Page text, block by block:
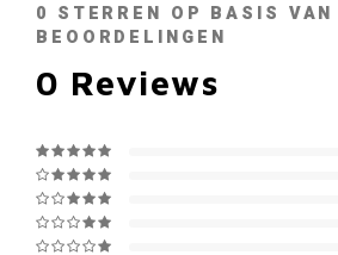
0 STERREN OP BASIS VAN
BEOORDELINGEN
0 Reviews